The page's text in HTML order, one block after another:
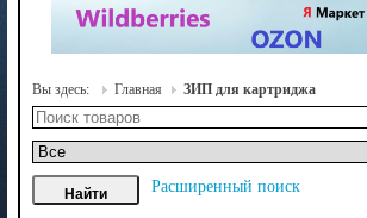
Вы здесь: Главная ЗИП для картриджа
Расширенный поиск